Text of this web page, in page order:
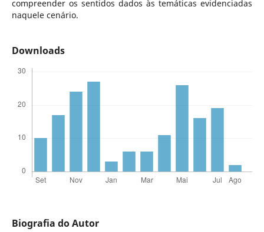
compreender os sentidos dados às temáticas evidenciadas
naquele cenário.
Downloads
Biografia do Autor